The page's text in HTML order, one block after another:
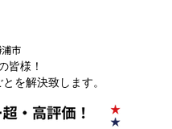
皆様！
市
を解決致します。